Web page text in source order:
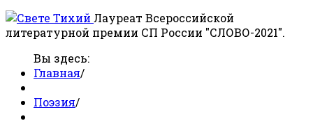
Лауреат Всероссийской
литературной премии СП России "СЛОВО-2021".
Вы здесь:
Главная/
Поэзия/